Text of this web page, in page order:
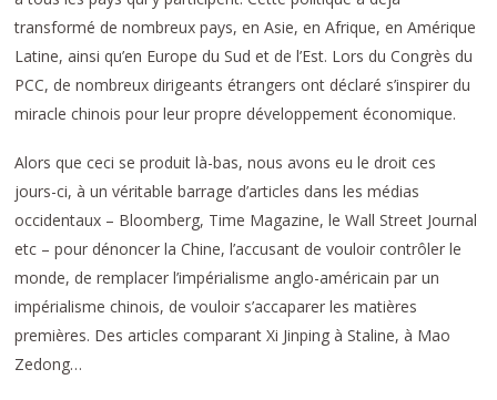
transformé de nombreux pays, en Asie, en Afrique, en Amérique
Latine, ainsi qu’en Europe du Sud et de l’Est. Lors du Congrès du
PCC, de nombreux dirigeants étrangers ont déclaré s’inspirer du
miracle chinois pour leur propre développement économique.
Alors que ceci se produit là-bas, nous avons eu le droit ces
jours-ci, à un véritable barrage d’articles dans les médias
occidentaux – Bloomberg, Time Magazine, le Wall Street Journal
etc – pour dénoncer la Chine, l’accusant de vouloir contrôler le
monde, de remplacer l’impérialisme anglo-américain par un
impérialisme chinois, de vouloir s’accaparer les matières
premières. Des articles comparant Xi Jinping à Staline, à Mao
Zedong…